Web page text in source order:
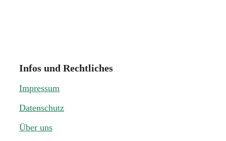
Infos und Rechtliches
Impressum
Datenschutz
Über uns